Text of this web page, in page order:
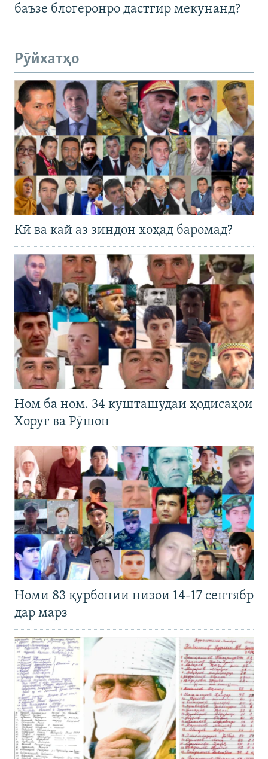
баъзе блогеронро дастгир мекунанд?
Рӯйхатҳо
Кӣ ва кай аз зиндон хоҳад баромад?
Ном ба ном. 34 кушташудаи ҳодисаҳои
Хоруғ ва Рӯшон
Номи 83 қурбонии низои 14-17 сентябр
дар марз